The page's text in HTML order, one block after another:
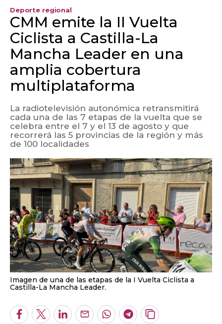
Deporte regional
CMM emite la II Vuelta
Ciclista a Castilla-La
Mancha Leader en una
amplia cobertura
multiplataforma
La radiotelevisión autonómica retransmitirá
cada una de las 7 etapas de la vuelta que se
celebra entre el 7 y el 13 de agosto y que
recorrerá las 5 provincias de la región y más
de 100 localidades
Imagen de una de las etapas de la I Vuelta Ciclista a
Castilla-La Mancha Leader.
Facebook
TwitterLinkedInEnviarWhatsapp
Telegram
Copiar